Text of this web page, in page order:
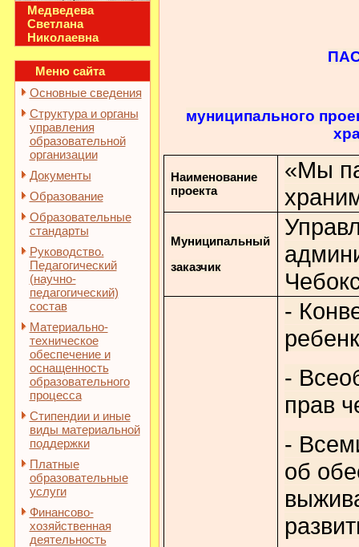
Медведева
Светлана
Николаевна
Меню сайта
Основные сведения
Структура и органы
управления
образовательной
организации
Документы
Образование
Образовательные
стандарты
Руководство.
Педагогический
(научно-
педагогический)
состав
Материально-
техническое
обеспечение и
оснащенность
образовательного
процесса
Стипендии и иные
виды материальной
поддержки
Платные
образовательные
услуги
Финансово-
хозяйственная
деятельность
муниципального
Наименование
проекта
«Мы
Муниципальный
заказчик
-
-
прав
-
об